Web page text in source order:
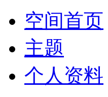
空间首页
主题
个人资料